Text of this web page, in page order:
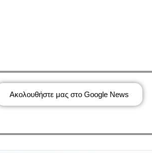
Ακολουθήστε μας στο Google News